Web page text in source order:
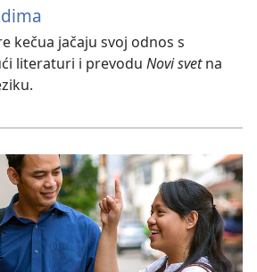
kečua jačaju svoj odnos s
literaturi i prevodu Novi svetna